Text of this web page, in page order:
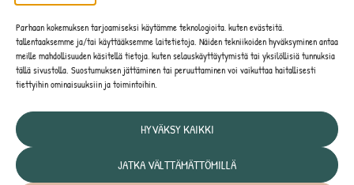
Parhaan kokemuksen tarjoamiseksi käytämme teknologioita, kuten evästeitä,
tallentaaksemme ja/tai käyttääksemme laitetietoja. Näiden tekniikoiden hyväksyminen antaa
meille mahdollisuuden käsitellä tietoja, kuten selauskäyttäytymistä tai yksilöllisiä tunnuksia
tällä sivustolla. Suostumuksen jättäminen tai peruuttaminen voi vaikuttaa haitallisesti
tiettyihin ominaisuuksiin ja toimintoihin.
HYVÄKSY KAIKKI
JATKA VÄLTTÄMÄTTÖMILLÄ
KISSOILLE
JYRSIJÖILLE